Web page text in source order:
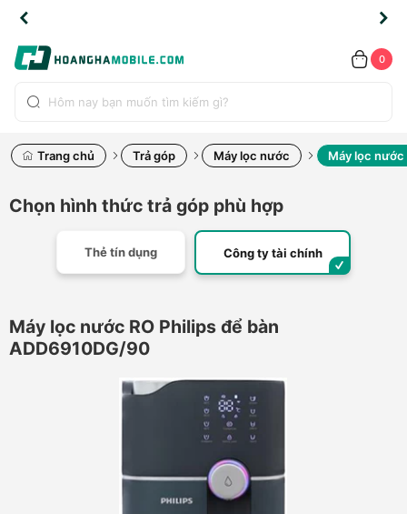
0
Trang chủ Trả góp Máy lọc nước Máy lọc nước
Chọn hình thức trả góp phù hợp
Thẻ tín dụng Công ty tài chính
Máy lọc nước RO Philips để bàn
ADD6910DG/90